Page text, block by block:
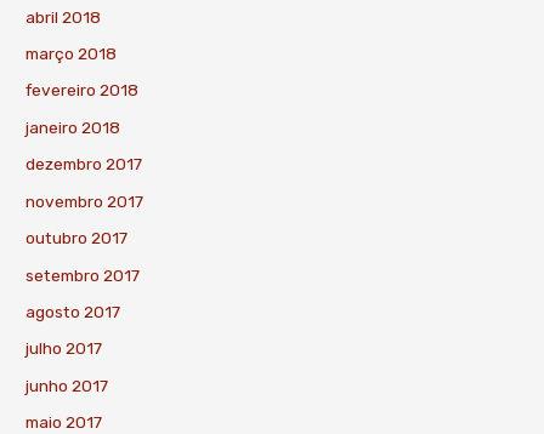
abril 2018
março 2018
fevereiro 2018
janeiro 2018
dezembro 2017
novembro 2017
outubro 2017
setembro 2017
agosto 2017
julho 2017
junho 2017
maio 2017